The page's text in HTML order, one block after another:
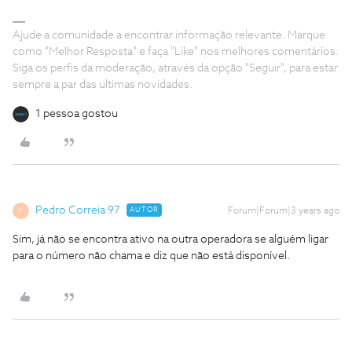
Ajude a comunidade a encontrar informação relevante. Marque
como "Melhor Resposta" e faça "Like" nos melhores comentários.
Siga os perfis da moderação, através da opção "Seguir", para estar
sempre a par das ultimas novidades.
1 pessoa gostou
P Pedro Correia 97 AUTOR Forum|Forum|3 years ago
Sim, já não se encontra ativo na outra operadora se alguém ligar
para o número não chama e diz que não está disponível.